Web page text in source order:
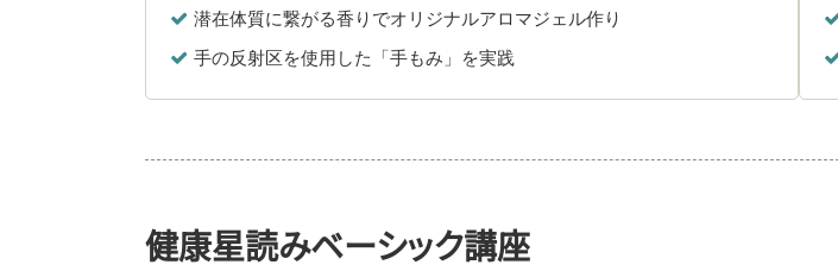
潜在体質に繋がる香りでオリジナルアロマジェル作り
手の反射区を使用した「手もみ」を実践
健康星読みベーシック講座